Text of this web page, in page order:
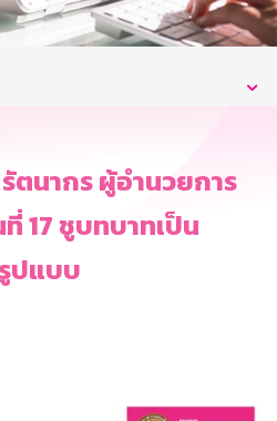
ตนากร ผู้อำนวยการ
17 ชูบทบาทเป็น
ปแบบ